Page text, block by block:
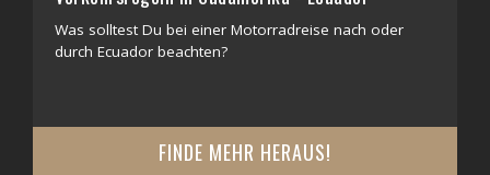
Was solltest Du bei einer Motorradreise nach oder
durch Ecuador beachten?
FINDE MEHR HERAUS!